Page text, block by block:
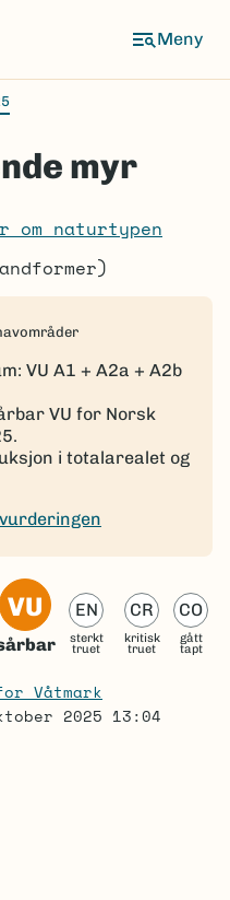
Meny
myr
om naturtypen
VU A1 + A2a + A2b
VU for Norsk
i totalarealet og
VU EN
sterkt
truet
CR
kritisk
truet
CO
gått
tapt
Våtmark
2025 13:04